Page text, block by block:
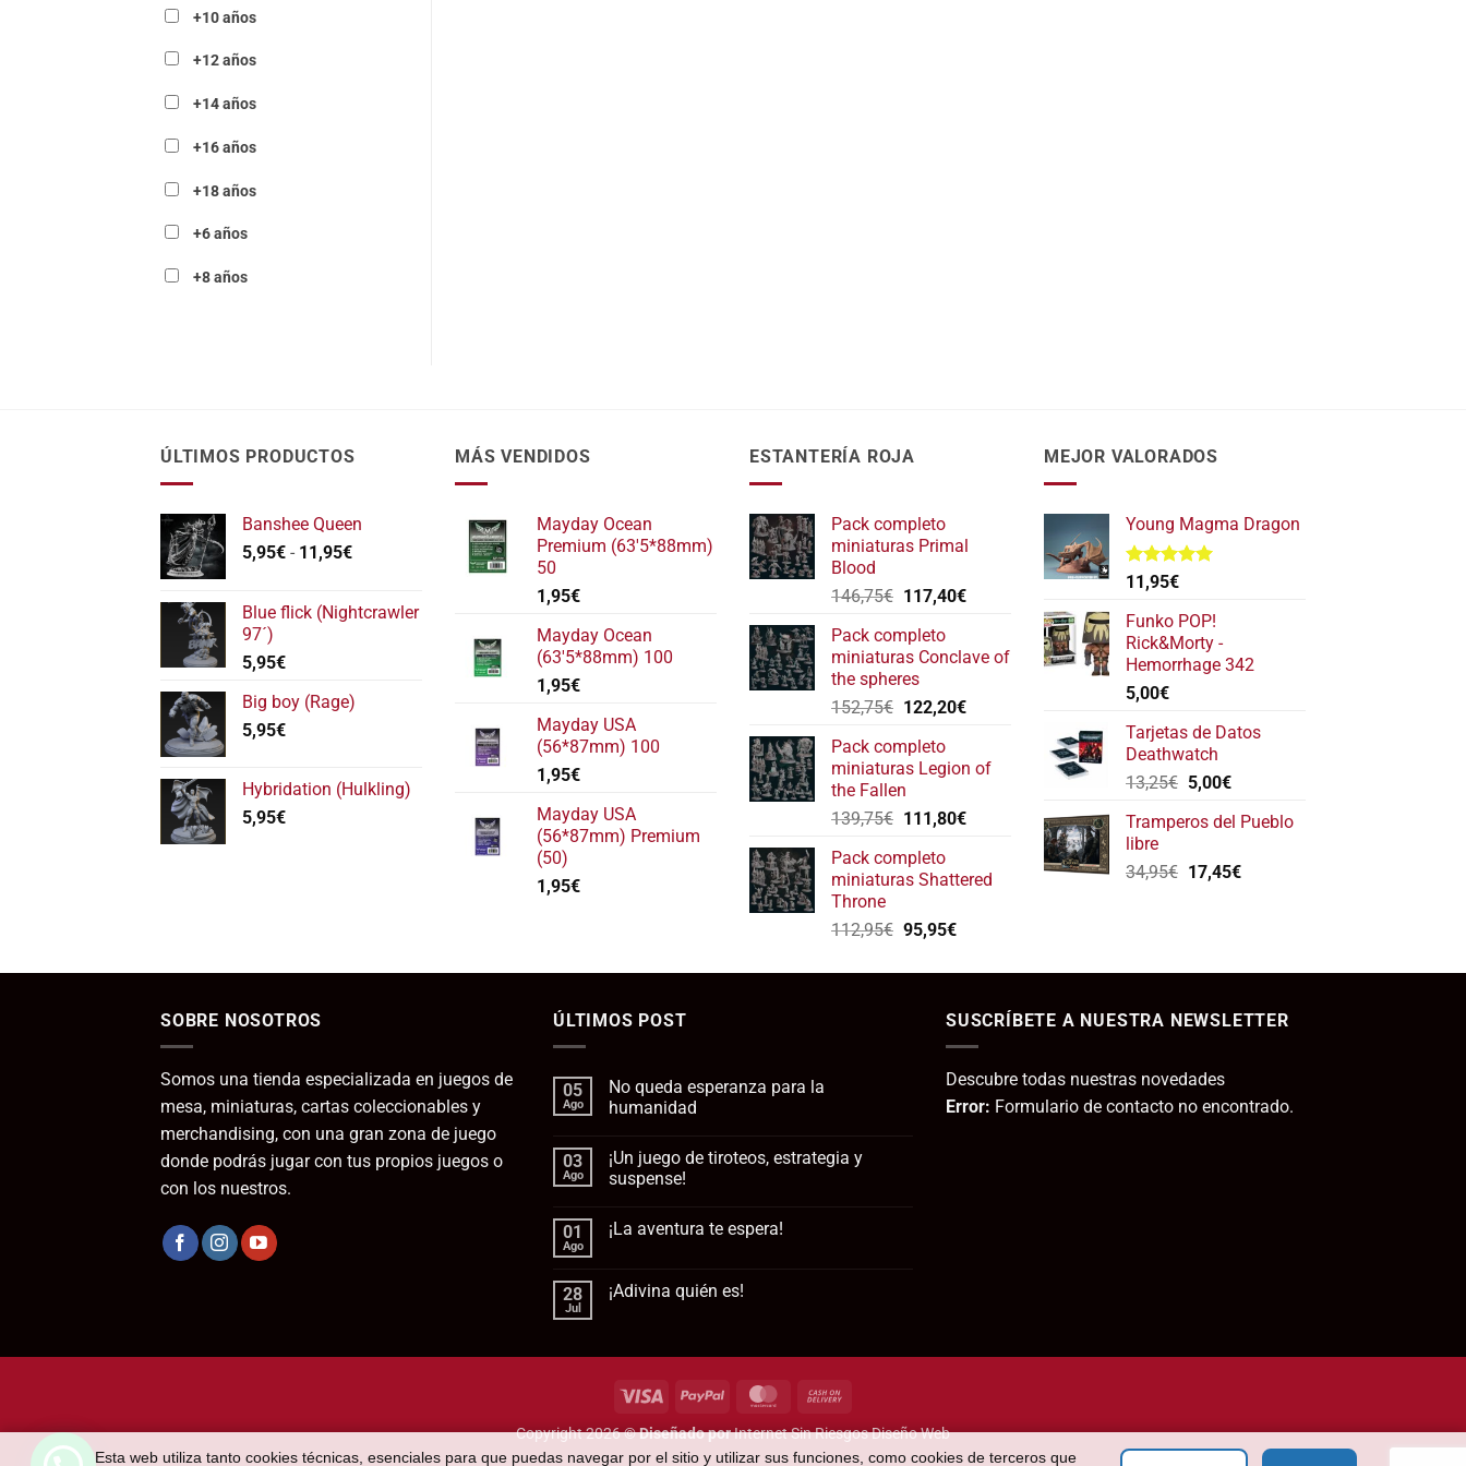
+10 años
+12 años
+14 años
+16 años
+18 años
+6 años
+8 años
ÚLTIMOS PRODUCTOS
Banshee Queen
5,95€ - 11,95€Rango
desde
Blue flick (Nightcrawler
97´)
5,95€
Big boy (Rage)
5,95€
Hybridation (Hulkling)
5,95€
MÁS VENDIDOS
Mayday Ocean
Premium (63'5*88mm)
50
1,95€
Mayday Ocean
(63'5*88mm) 100
1,95€
Mayday USA
(56*87mm) 100
1,95€
Mayday USA
(56*87mm) Premium
(50)
1,95€
ESTANTERÍA ROJA
Pack completo
miniaturas Primal
Blood
146,75€ El
original
era:
146,75€.
117,40€El
es:
Pack completo
miniaturas Conclave of
the spheres
152,75€ El
original
era:
152,75€.
122,20€El
es:
Pack completo
miniaturas Legion of
the Fallen
139,75€ El
original
era:
111,80€El
es:
Pack completo
miniaturas Shattered
Throne
112,95€ El
original
112,95€.
95,95€El
actual
95,95€.
MEJOR VALORADOS
Young Magma Dragon
Valorado
con
de 5
11,95€
Funko POP!
Rick&Morty -
Hemorrhage 342
5,00€
Tarjetas de Datos
Deathwatch
13,25€ El
original
13,25€.
5,00€El
actual
5,00€.
Tramperos del Pueblo
libre
34,95€ El
17,45€El
SOBRE NOSOTROS
Somos una tienda especializada en juegos de
mesa, miniaturas, cartas coleccionables y
merchandising, con una gran zona de juego
donde podrás jugar con tus propios juegos o
con los nuestros.
ÚLTIMOS POST
05
Ago
No queda esperanza para la
humanidad
comentarios
en
No
para
03
Ago
¡Un juego de tiroteos, estrategia y
suspense!
comentarios
de
tiroteos,
01
Ago
¡La aventura te espera!
en
28
Jul
¡Adivina quién es!
en
SUSCRÍBETE A NUESTRA NEWSLETTER
Descubre todas nuestras novedades
Error: Formulario de contacto no encontrado.
Visa PayPal MasterCard
Delivery
Copyright 2026 ©Diseñado porInternet Sin Riesgos Diseño Web
Esta web utiliza tanto cookies técnicas, esenciales para que puedas navegar por el sitio y utilizar sus funciones, como cookies de terceros que